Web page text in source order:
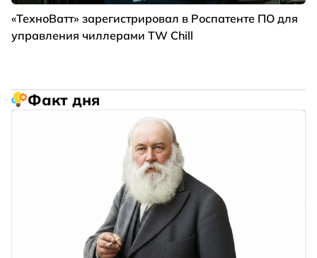
«ТехноВатт» зарегистрировал в Роспатенте ПО для
управления чиллерами TW Chill
Факт дня